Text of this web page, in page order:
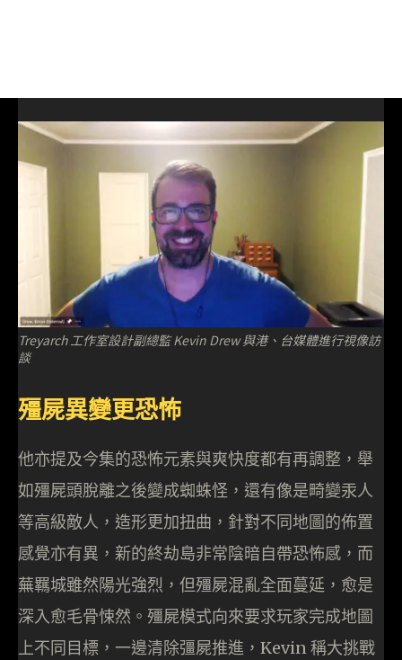
Treyarch 工作室設計副總監 Kevin Drew 與港、台媒體進行視像訪
談
殭屍異變更恐怖
他亦提及今集的恐怖元素與爽快度都有再調整，舉
如殭屍頭脫離之後變成蜘蛛怪，還有像是畸變汞人
等高級敵人，造形更加扭曲，針對不同地圖的佈置
感覺亦有異，新的終劫島非常陰暗自帶恐怖感，而
蕪羈城雖然陽光強烈，但殭屍混亂全面蔓延，愈是
深入愈毛骨悚然。殭屍模式向來要求玩家完成地圖
上不同目標，一邊清除彊屍推進，Kevin 稱大挑戰